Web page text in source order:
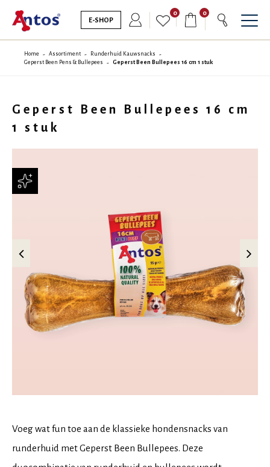
E-SHOP
0 0
Home Assortiment
Runderhuid Kauwsnacks
Geperst Been Pens & Bullepees
Geperst Been Bullepees 16 cm 1 stuk
Geperst Been Bullepees 16 cm
1 stuk
Voeg wat fun toe aan de klassieke hondensnacks van
runderhuid met Geperst Been Bullepees. Deze